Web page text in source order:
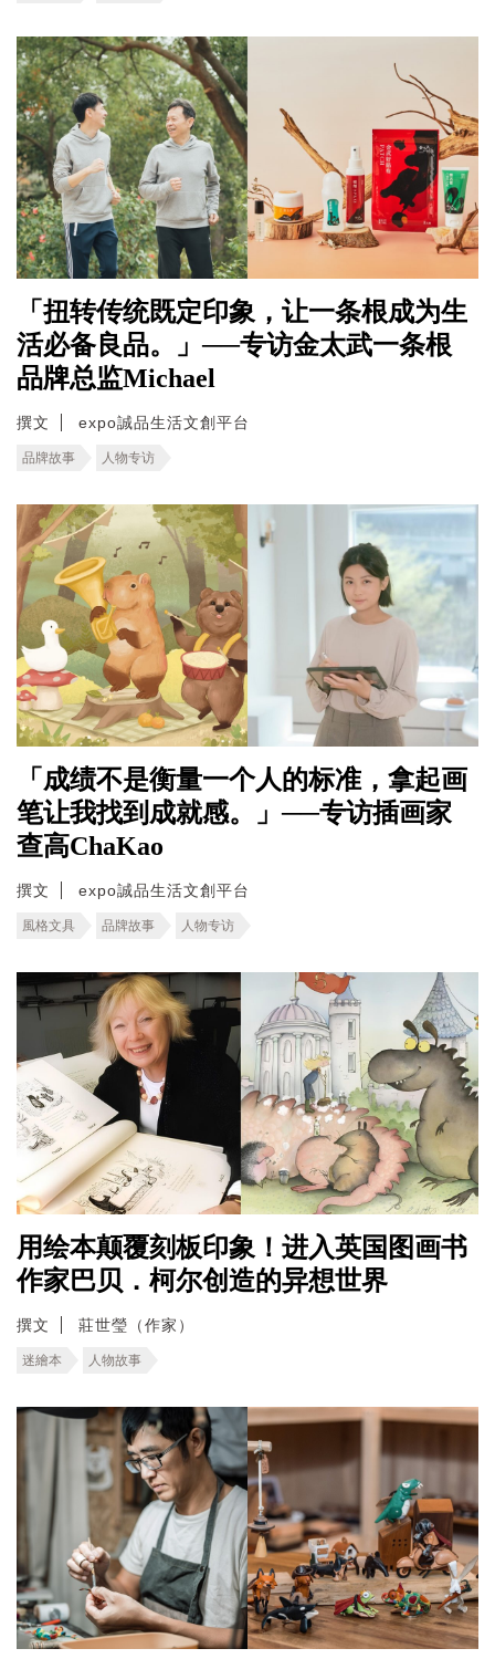
「扭转传统既定印象，让一条根成为生
活必备良品。」──专访金太武一条根
品牌总监Michael
撰文 expo誠品生活文創平台
品牌故事 人物专访
「成绩不是衡量一个人的标准，拿起画
笔让我找到成就感。」──专访插画家
查高ChaKao
撰文 expo誠品生活文創平台
風格文具 品牌故事 人物专访
用绘本颠覆刻板印象！进入英国图画书
作家巴贝．柯尔创造的异想世界
撰文 莊世瑩（作家）
迷繪本 人物故事